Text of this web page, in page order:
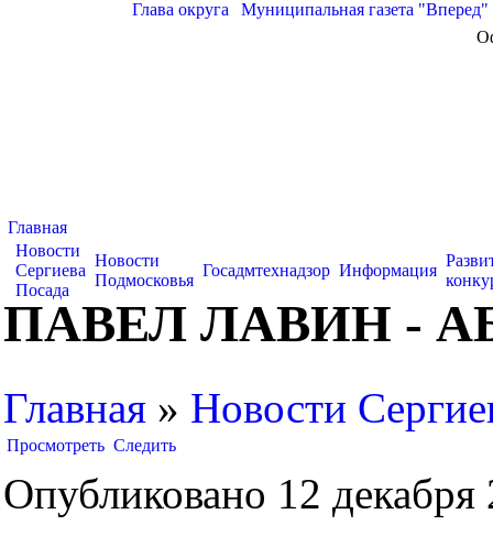
Глава округа Муниципальная газета "Вперед"
Главная
Новости
Сергиева
Посада
Новости
Подмосковья
Госадмтехнадзор Информация
ПАВЕЛ ЛАВИН -
Главная » Новости
Просмотреть Следить
Опубликовано 12 декабря